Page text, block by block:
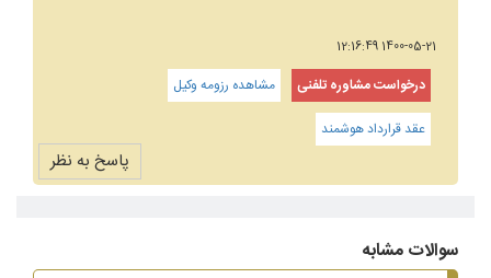
1400-05-21 12:16:49
درخواست مشاوره تلفنی
مشاهده رزومه وکیل
عقد قرارداد هوشمند
پاسخ به نظر
سوالات مشابه